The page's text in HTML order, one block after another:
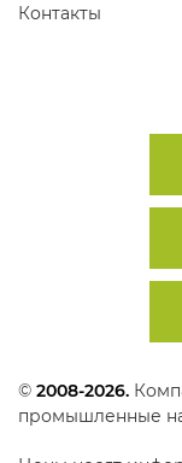
Контакты
© 2008-2026.
промышленные